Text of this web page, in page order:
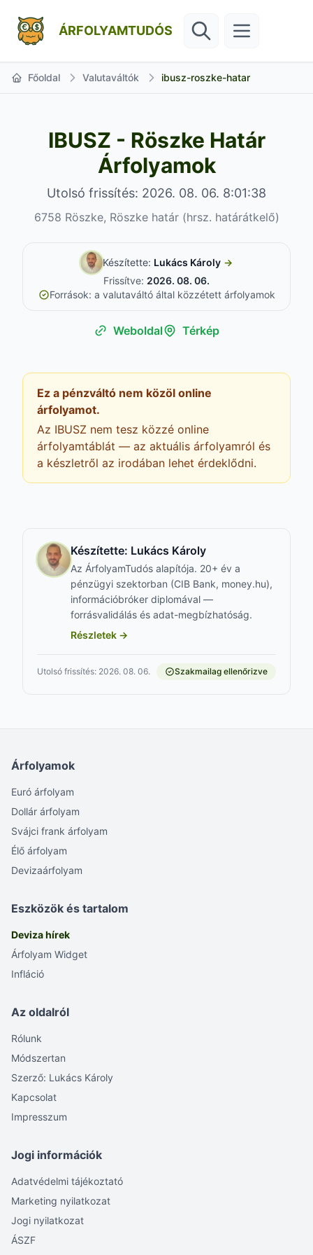
ÁRFOLYAMTUDÓS
Főoldal Valutaváltók ibusz-roszke-hatar
IBUSZ - Röszke Határ
Árfolyamok
Utolsó frissítés: 2026. 08. 06. 8:01:38
6758 Röszke, Röszke határ (hrsz. határátkelő)
Készítette: Lukács Károly →
Frissítve: 2026. 08. 06.
Források: a valutaváltó által közzétett árfolyamok
Weboldal Térkép
Ez a pénzváltó nem közöl online
árfolyamot.
Az IBUSZ nem tesz közzé online
árfolyamtáblát — az aktuális árfolyamról és
a készletről az irodában lehet érdeklődni.
Készítette: Lukács Károly
Az ÁrfolyamTudós alapítója. 20+ év a
pénzügyi szektorban (CIB Bank, money.hu),
információbróker diplomával —
forrásvalidálás és adat-megbízhatóság.
Részletek →
Utolsó frissítés: 2026. 08. 06. Szakmailag ellenőrizve
Árfolyamok
Euró árfolyam
Dollár árfolyam
Svájci frank árfolyam
Élő árfolyam
Devizaárfolyam
Eszközök és tartalom
Deviza hírek
Árfolyam Widget
Infláció
Az oldalról
Rólunk
Módszertan
Szerző: Lukács Károly
Kapcsolat
Impresszum
Jogi információk
Adatvédelmi tájékoztató
Marketing nyilatkozat
Jogi nyilatkozat
ÁSZF